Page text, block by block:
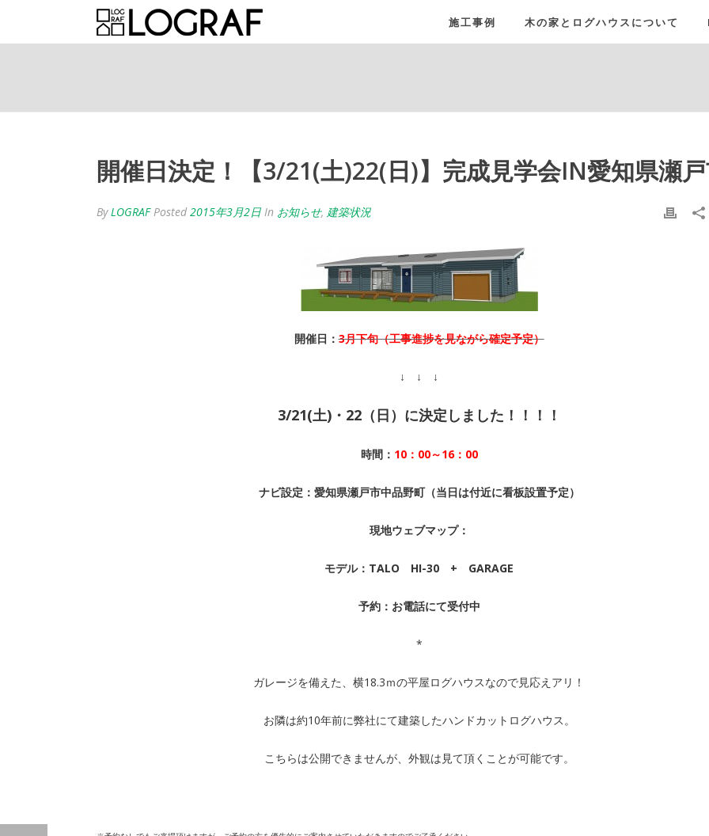
施工事例 木の家とログハウスについて
開催日決定！【3/21(土)22(日)】完成見学会IN愛知県瀬
ByLOGRAF Posted 2015年3月2日 In お知らせ, 建築状況
開催日：3月下旬（工事進捗を見ながら確定予定）
↓ ↓ ↓
3/21(土)・22（日）に決定しました！！！！
時間： 10：00～16：00
ナビ設定：愛知県瀬戸市中品野町（当日は付近に看板設置予定）
現地ウェブマップ：
モデル：TALO HI-30 + GARAGE
予約：お電話にて受付中
*
ガレージを備えた、横18.3ｍの平屋ログハウスなので見応えアリ！
お隣は約10年前に弊社にて建築したハンドカットログハウス。
こちらは公開できませんが、外観は見て頂くことが可能です。